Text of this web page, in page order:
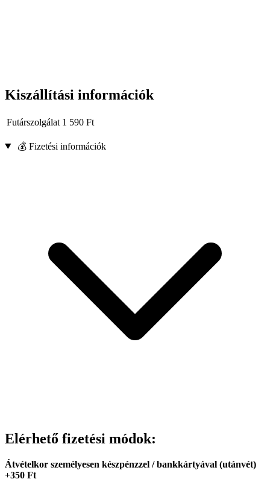
Kiszállítási információk
Futárszolgálat 1 590 Ft
💰 Fizetési információk
Elérhető fizetési módok:
Átvételkor személyesen készpénzzel / bankkártyával (utánvét)
+350 Ft